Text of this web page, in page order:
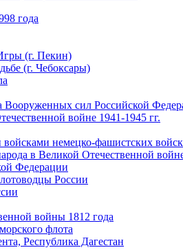
года
(г. Пекин)
(г. Чебоксары)
Вооруженных сил Российской
войне 1941-1945 гг.
войсками немецко-фашистских
в Великой Отечественной
Федерации
России
войны 1812 года
флота
Республика Дагестан